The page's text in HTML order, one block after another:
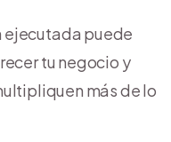
ejecutada puede
tu negocio y
más de lo